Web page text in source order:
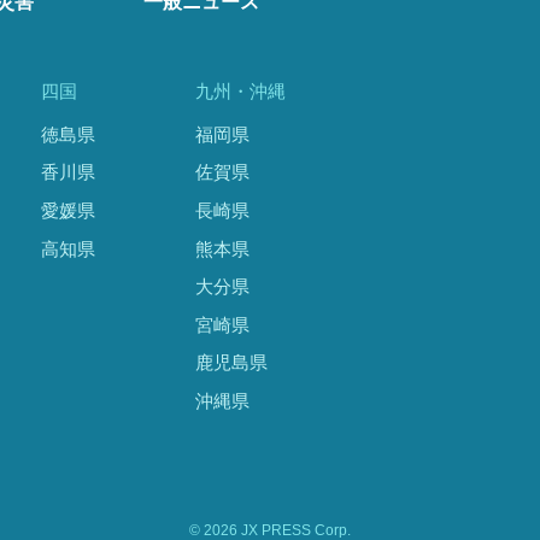
四国
徳島県
香川県
愛媛県
高知県
九州・沖縄
福岡県
佐賀県
長崎県
熊本県
大分県
宮崎県
鹿児島県
沖縄県
© 2026 JX PRESS Corp.